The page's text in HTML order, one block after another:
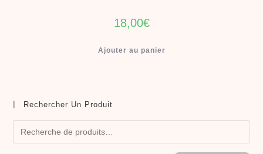
18,00€
Ajouter au panier
Rechercher Un Produit